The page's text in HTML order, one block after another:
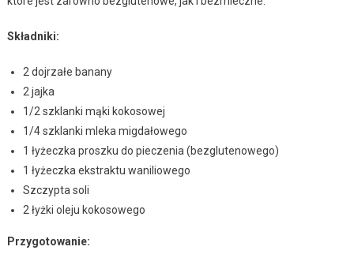
Składniki:
2 dojrzałe banany
2 jajka
1/2 szklanki mąki kokosowej
1/4 szklanki mleka migdałowego
1 łyżeczka proszku do pieczenia (bezglutenowego)
1 łyżeczka ekstraktu waniliowego
Szczypta soli
2 łyżki oleju kokosowego
Przygotowanie: